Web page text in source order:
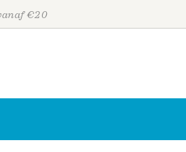
€20
Personen